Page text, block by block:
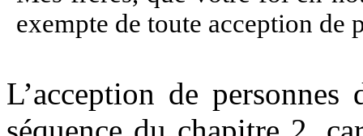
exempte de toute acception de
L’acception de